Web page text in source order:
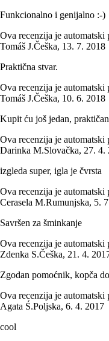
Funkcionalno i genijalno :-)
Ova recenzija je automatski
Tomáš J.Češka, 13. 7. 2018
Praktična stvar.
Ova recenzija je automatski
Tomáš J.Češka, 10. 6. 2018
Kupit ću još jedan,
Ova recenzija je automatski
Darinka M.Slovačka, 27. 4.
izgleda super, igla je čvrsta
Ova recenzija je automatski
Cerasela M.Rumunjska, 5.
Savršen za šminkanje
Ova recenzija je automatski
Zdenka S.Češka, 21. 4.
Zgodan pomoćnik, kopča
Ova recenzija je automatski
Agata Ś.Poljska, 6. 4. 2017
cool